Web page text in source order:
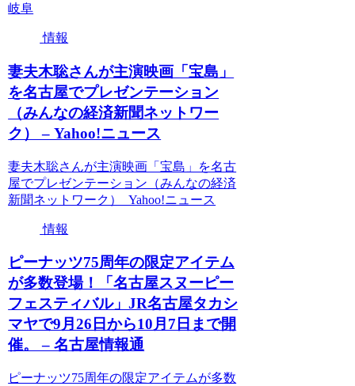
岐阜
情報
妻夫木聡さんが主演映画「宝島」
を名古屋でプレゼンテーション
（みんなの経済新聞ネットワー
ク） – Yahoo!ニュース
妻夫木聡さんが主演映画「宝島」を名古
屋でプレゼンテーション（みんなの経済
新聞ネットワーク） Yahoo!ニュース
情報
ピーナッツ75周年の限定アイテム
が多数登場！「名古屋スヌーピー
フェスティバル」JR名古屋タカシ
マヤで9月26日から10月7日まで開
催。 – 名古屋情報通
ピーナッツ75周年の限定アイテムが多数